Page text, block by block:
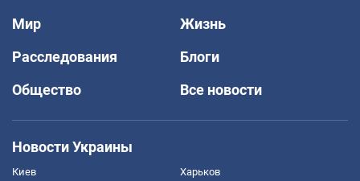
Мир
Жизнь
Расследования
Блоги
Общество
Все новости
Новости Украины
Киев Харьков